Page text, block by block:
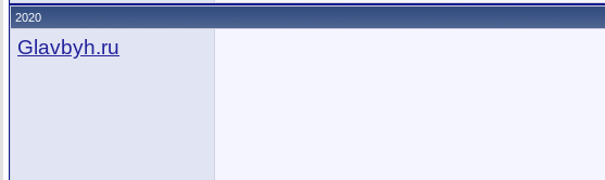
2020
Glavbyh.ru